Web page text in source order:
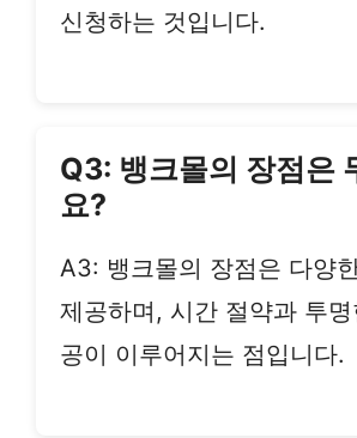
신청하는 것입니다.
Q3: 뱅크몰의 장점은
요?
A3: 뱅크몰의 장점은 다양
제공하며, 시간 절약과 투
공이 이루어지는 점입니다.